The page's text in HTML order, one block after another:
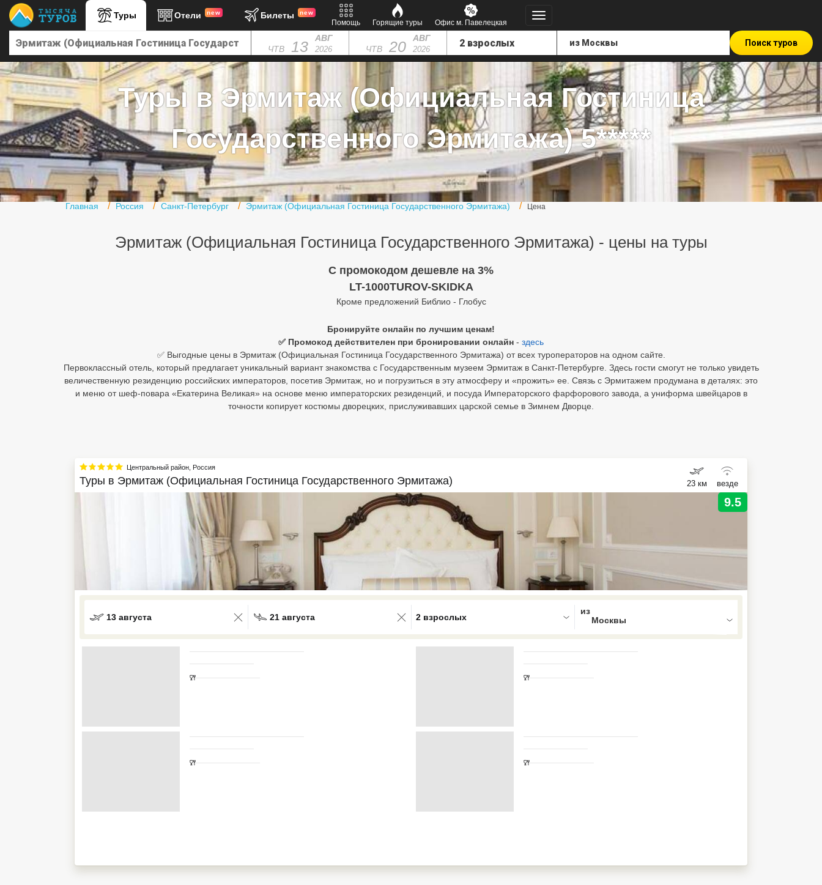
Туры Отели new Билеты new
Помощь Горящие туры Офис м. Павелецкая
ЧТВ 13 АВГ
2026 ЧТВ 20 АВГ
2026
Поиск туров
Туры в Эрмитаж (Официальная Гостиница
Государственного Эрмитажа) 5*****
Главная Россия Санкт-Петербург Эрмитаж (Официальная Гостиница Государственного Эрмитажа) Цена
Эрмитаж (Официальная Гостиница Государственного Эрмитажа) - цены на туры
C промокодом дешевле на 3%
LT-1000TUROV-SKIDKA
Кроме предложений Библио - Глобус
Бронируйте онлайн по лучшим ценам!
✅ Промокод действителен при бронировании онлайн - здесь
✅ Выгодные цены в Эрмитаж (Официальная Гостиница Государственного Эрмитажа) от всех туроператоров на одном сайте.
Первоклассный отель, который предлагает уникальный вариант знакомства с Государственным музеем Эрмитаж в Санкт-Петербурге. Здесь гости смогут не только увидеть
величественную резиденцию российских императоров, посетив Эрмитаж, но и погрузиться в эту атмосферу и «прожить» ее. Связь с Эрмитажем продумана в деталях: это
и меню от шеф-повара «Екатерина Великая» на основе меню императорских резиденций, и посуда Императорского фарфорового завода, а униформа швейцаров в
точности копирует костюмы дворецких, прислуживавших царской семье в Зимнем Дворце.
Центральный район, Россия
Туры в Эрмитаж (Официальная Гостиница Государственного Эрмитажа) 23 км везде
9.5
13 августа 21 августа
0 results available. Select is focused , press Down to open the menu,
2 взрослых
Главная
Горящие туры
Туры в Турцию
Туры в Египет
Туры в ОАЭ
Офис г. Москва
Помощь
Подборки отелей
Экскурсионные туры